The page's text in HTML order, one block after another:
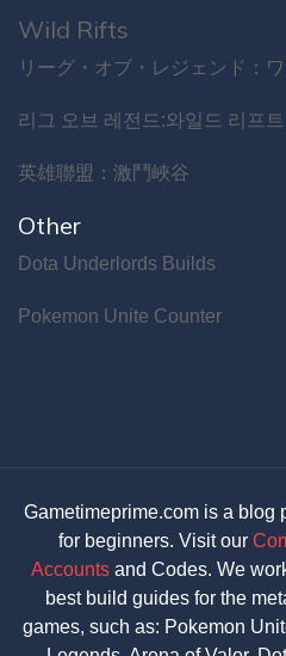
Wild Rifts
リーグ・オブ・レジェンド：
리그 오브 레전드:와일드 리프트
英雄聯盟：激鬥峽谷
Other
Dota Underlords Builds
Pokemon Unite Counter
Gametimeprime.com is a blog
for beginners. Visit our
Accounts and Codes. We
best build guides for the
games, such as: Pokemon